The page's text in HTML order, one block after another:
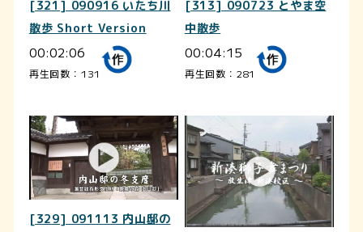
[321] 090916 いたち川
散歩 Short Version
00:02:06
再生回数：131
[313] 090723 とやま空
中散歩
00:04:15
再生回数：281
[329] 091113 内山邸の